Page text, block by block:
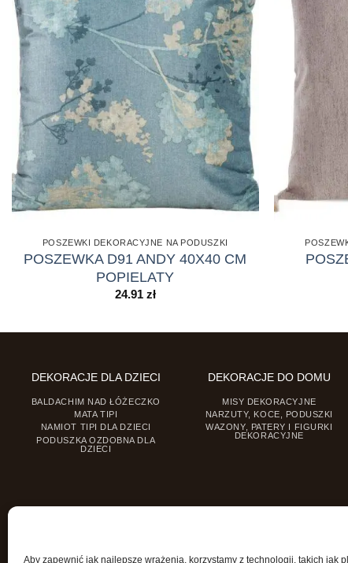
Aby zapewnić jak najlepsze wrażenia, korzystamy z technologii, takich jak
POSZEWKI DEKORACYJNE NA PODUSZKI
POSZEWKA D91 ANDY 40X40 CM
POPIELATY
24.91 zł
DEKORACJE DLA DZIECI
BALDACHIM NAD ŁÓŻECZKO
MATA TIPI
NAMIOT TIPI DLA DZIECI
PODUSZKA OZDOBNA DLA
DZIECI
DEKORACJE DO DOMU
MISY DEKORACYJNE
NARZUTY, KOCE, PODUSZKI
WAZONY, PATERY I FIGURKI
DEKORACYJNE